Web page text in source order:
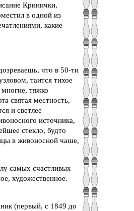
Кринички,
в одной из
какие
что в 50-ти
таится тихое
тяжко
святая местность,
и светлее
источника,
стекло, будто
в живоносной чаше,
самых счастливых
художественное.
(первый, с 1849 до